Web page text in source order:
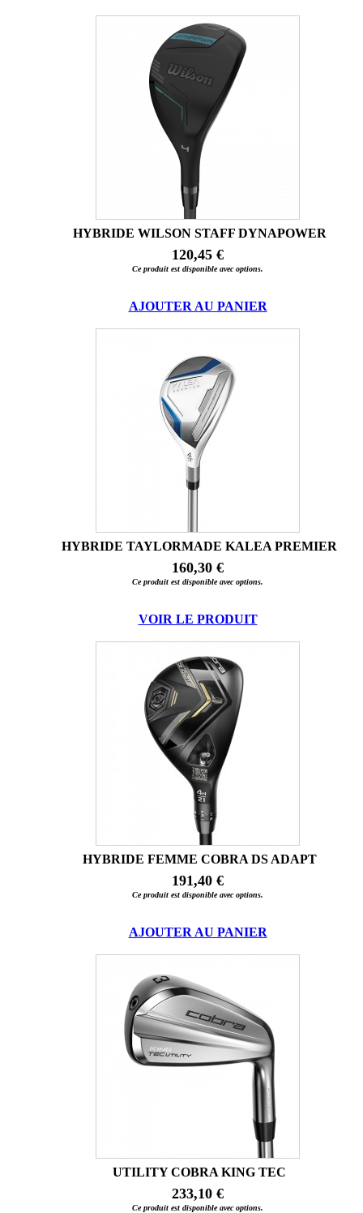
HYBRIDE WILSON STAFF DYNAPOWER
120,45 €
Ce produit est disponible avec options.
AJOUTER AU PANIER
HYBRIDE TAYLORMADE KALEA PREMIER
160,30 €
Ce produit est disponible avec options.
VOIR LE PRODUIT
HYBRIDE FEMME COBRA DS ADAPT
191,40 €
Ce produit est disponible avec options.
AJOUTER AU PANIER
UTILITY COBRA KING TEC
233,10 €
Ce produit est disponible avec options.